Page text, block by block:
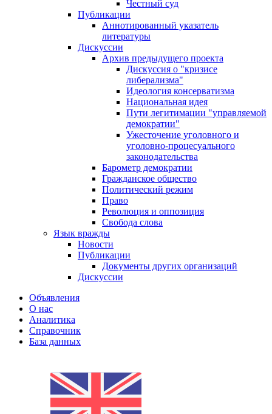
Честный суд
Публикации
Аннотированный указатель
литературы
Дискуссии
Архив предыдущего проекта
Дискуссия о "кризисе
либерализма"
Идеология консерватизма
Национальная идея
Пути легитимации "управляемой
демократии"
Ужесточение уголовного и
уголовно-процесуального
законодательства
Барометр демократии
Гражданское общество
Политический режим
Право
Революция и оппозиция
Свобода слова
Язык вражды
Новости
Публикации
Документы других организаций
Дискуссии
Объявления
О нас
Аналитика
Справочник
База данных